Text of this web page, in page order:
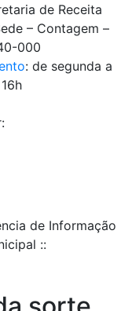
de Receita
– Contagem –
000
: de segunda a
de Informação
::